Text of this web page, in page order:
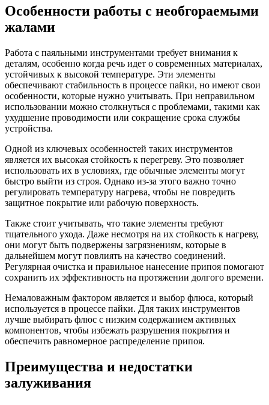
Особенности работы с необгораемыми
жалами
Работа с паяльными инструментами требует внимания к
деталям, особенно когда речь идет о современных материалах,
устойчивых к высокой температуре. Эти элементы
обеспечивают стабильность в процессе пайки, но имеют свои
особенности, которые нужно учитывать. При неправильном
использовании можно столкнуться с проблемами, такими как
ухудшение проводимости или сокращение срока службы
устройства.
Одной из ключевых особенностей таких инструментов
является их высокая стойкость к перегреву. Это позволяет
использовать их в условиях, где обычные элементы могут
быстро выйти из строя. Однако из-за этого важно точно
регулировать температуру нагрева, чтобы не повредить
защитное покрытие или рабочую поверхность.
Также стоит учитывать, что такие элементы требуют
тщательного ухода. Даже несмотря на их стойкость к нагреву,
они могут быть подвержены загрязнениям, которые в
дальнейшем могут повлиять на качество соединений.
Регулярная очистка и правильное нанесение припоя помогают
сохранить их эффективность на протяжении долгого времени.
Немаловажным фактором является и выбор флюса, который
используется в процессе пайки. Для таких инструментов
лучше выбирать флюс с низким содержанием активных
компонентов, чтобы избежать разрушения покрытия и
обеспечить равномерное распределение припоя.
Преимущества и недостатки
залуживания